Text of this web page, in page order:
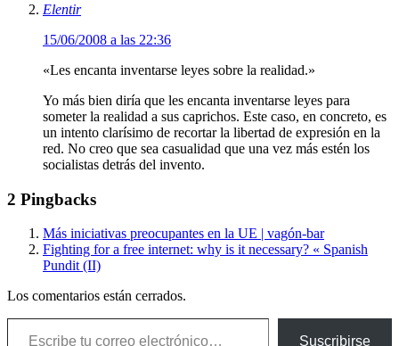
Elentir
15/06/2008 a las 22:36
«Les encanta inventarse leyes sobre la realidad.»
Yo más bien diría que les encanta inventarse leyes para
someter la realidad a sus caprichos. Este caso, en concreto, es
un intento clarísimo de recortar la libertad de expresión en la
red. No creo que sea casualidad que una vez más estén los
socialistas detrás del invento.
2 Pingbacks
Más iniciativas preocupantes en la UE | vagón-bar
Fighting for a free internet: why is it necessary? « Spanish
Pundit (II)
Los comentarios están cerrados.
Escribe tu correo electrónico…
Suscribirse